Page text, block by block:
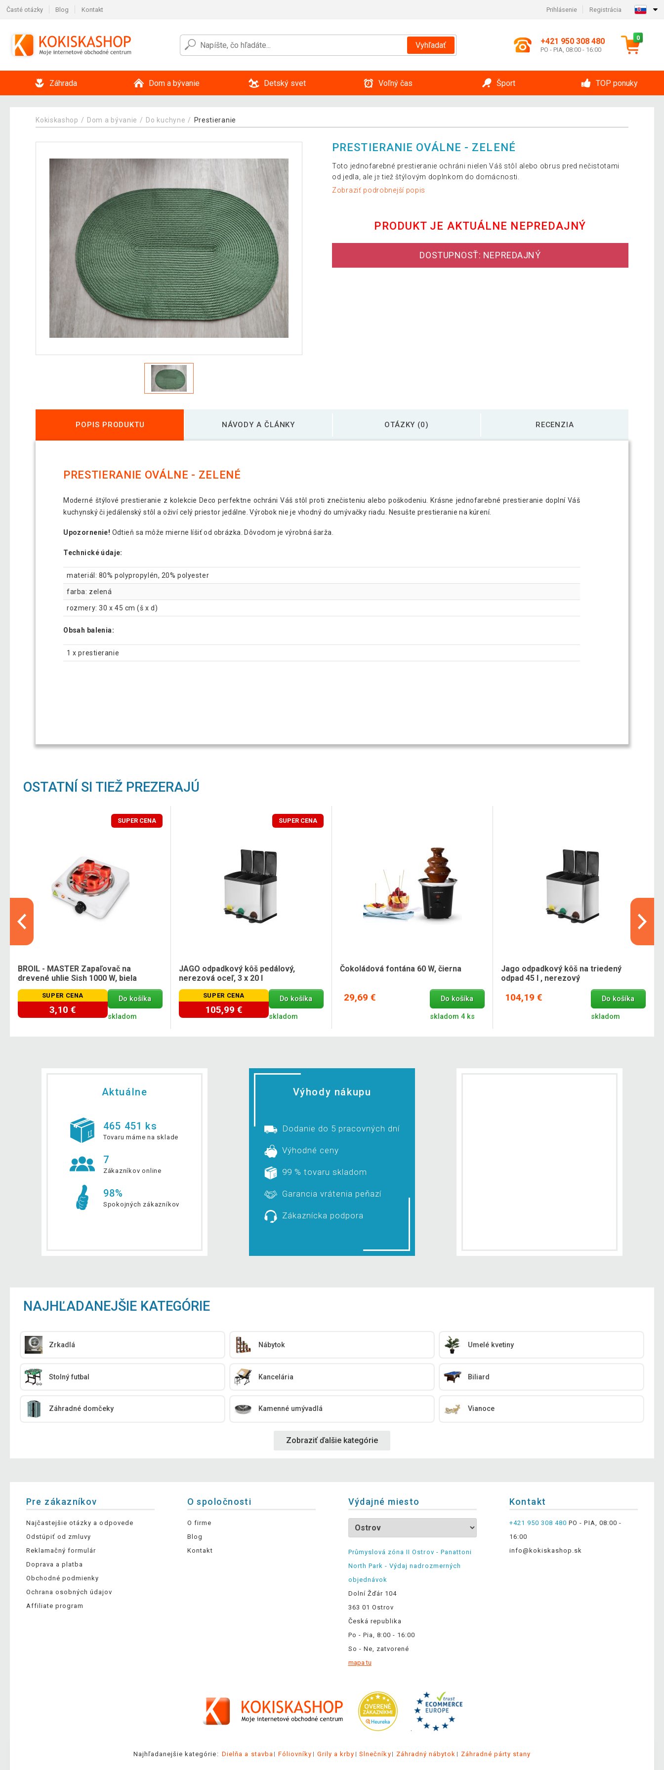
Časté otázky Blog Kontakt Prihlásenie Registrácia
Vyhľadať +421 950 308 480
PO - PIA, 08:00 - 16:00
0
Záhrada Dom a bývanie Detský svet Voľný čas Šport TOP ponuky
Kokiskashop Dom a bývanie Do kuchyne Prestieranie
PRESTIERANIE OVÁLNE - ZELENÉ
Toto jednofarebné prestieranie ochráni nielen Váš stôl alebo obrus pred nečistotami
od jedla, ale je tiež štýlovým doplnkom do domácnosti.
Zobraziť podrobnejší popis
PRODUKT JE AKTUÁLNE NEPREDAJNÝ
DOSTUPNOSŤ: NEPREDAJNÝ
POPIS PRODUKTU NÁVODY A ČLÁNKY OTÁZKY (0) RECENZIA
PRESTIERANIE OVÁLNE - ZELENÉ
Moderné štýlové prestieranie z kolekcie Deco perfektne ochráni Váš stôl proti znečisteniu alebo poškodeniu. Krásne jednofarebné prestieranie doplní Váš
kuchynský či jedálenský stôl a oživí celý priestor jedálne. Výrobok nie je vhodný do umývačky riadu. Nesušte prestieranie na kúrení.
Upozornenie! Odtieň sa môže mierne líšiť od obrázka. Dôvodom je výrobná šarža.
Technické údaje:
materiál: 80% polypropylén, 20% polyester
farba: zelená
rozmery: 30 x 45 cm (š x d)
Obsah balenia:
1 x prestieranie
OSTATNÍ SI TIEŽ PREZERAJÚ
SUPER CENA
BROIL - MASTER Zapaľovač na
drevené uhlie Sish 1000 W, biela
SUPER CENA
3,10 €
Do košíka
skladom
SUPER CENA
JAGO odpadkový kôš pedálový,
nerezová oceľ, 3 x 20 l
SUPER CENA
105,99 €
Do košíka
skladom
Čokoládová fontána 60 W, čierna
29,69 € Do košíka
skladom 4 ks
Jago odpadkový kôš na triedený
odpad 45 l , nerezový
104,19 € Do košíka
skladom
Aktuálne
465 451 ks
Tovaru máme na sklade
7
Zákazníkov online
98%
Spokojných zákazníkov
Výhody nákupu
Dodanie do 5 pracovných dní
Výhodné ceny
99 % tovaru skladom
Garancia vrátenia peňazí
Zákaznícka podpora
NAJHĽADANEJŠIE KATEGÓRIE
Zrkadlá Nábytok Umelé kvetiny
Stolný futbal Kancelária Biliard
Záhradné domčeky Kamenné umývadlá Vianoce
Zobraziť ďalšie kategórie
Pre zákazníkov
Najčastejšie otázky a odpovede
Odstúpiť od zmluvy
Reklamačný formulár
Doprava a platba
Obchodné podmienky
Ochrana osobných údajov
Affiliate program
O spoločnosti
O firme
Blog
Kontakt
Výdajné miesto
Průmyslová zóna II Ostrov - Panattoni
North Park - Výdaj nadrozmerných
objednávok
Dolní Žďár 104
363 01 Ostrov
Česká republika
Po - Pia, 8:00 - 16:00
So - Ne, zatvorené
mapa tu
Kontakt
+421 950 308 480 PO - PIA, 08:00 -
16:00
info@kokiskashop.sk
.
Najhľadanejšie kategórie: Dielňa a stavba Fóliovníky Grily a krby Slnečníky Záhradný nábytok Záhradné párty stany